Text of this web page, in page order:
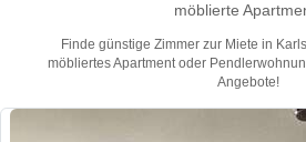
möblierte
Finde günstige Zimmer zur Miete in
möbliertes Apartment oder
Angebote!